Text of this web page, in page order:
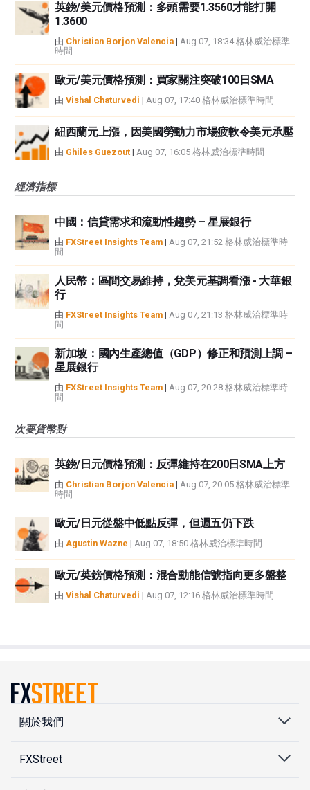
英鎊/美元價格預測：多頭需要1.3560才能打開
1.3600
由 Christian Borjon Valencia | Aug 07, 18:34 格林威治標準
時間
歐元/美元價格預測：買家關注突破100日SMA
由 Vishal Chaturvedi | Aug 07, 17:40 格林威治標準時間
紐西蘭元上漲，因美國勞動力市場疲軟令美元承壓
由 Ghiles Guezout | Aug 07, 16:05 格林威治標準時間
經濟指標
中國：信貸需求和流動性趨勢 – 星展銀行
由 FXStreet Insights Team | Aug 07, 21:52 格林威治標準時
間
人民幣：區間交易維持，兌美元基調看漲 - 大華銀
行
由 FXStreet Insights Team | Aug 07, 21:13 格林威治標準時
間
新加坡：國內生產總值（GDP）修正和預測上調 –
星展銀行
由 FXStreet Insights Team | Aug 07, 20:28 格林威治標準時
間
次要貨幣對
英鎊/日元價格預測：反彈維持在200日SMA上方
由 Christian Borjon Valencia | Aug 07, 20:05 格林威治標準
時間
歐元/日元從盤中低點反彈，但週五仍下跌
由 Agustin Wazne | Aug 07, 18:50 格林威治標準時間
歐元/英鎊價格預測：混合動能信號指向更多盤整
由 Vishal Chaturvedi | Aug 07, 12:16 格林威治標準時間
關於我們
FXStreet